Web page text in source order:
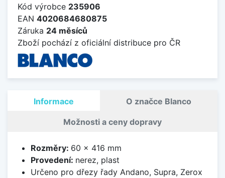
Kód výrobce 235906
EAN 4020684680875
Záruka 24 měsíců
Zboží pochází z oficiální distribuce pro ČR
Informace O značce Blanco
Možnosti a ceny dopravy
Rozměry: 60 x 416 mm
Provedení: nerez, plast
Určeno pro dřezy řady Andano, Supra, Zerox